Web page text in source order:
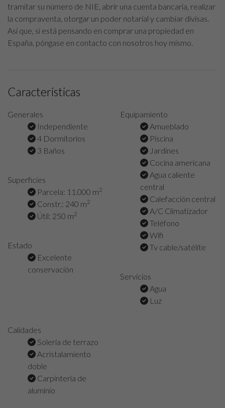
tramitar su número de NIE, abrir una cuenta bancaria, realizar
la compraventa, otorgar un poder notarial y cambiar divisas.
Así que, si está pensando en comprar una propiedad en
España, póngase en contacto con nosotros hoy mismo.
Características
Generales
Independiente
4 Dormitorios
3 Baños
Superficies
Parcela: 11.000 m2
Constr.: 240 m2
Útil: 250 m2
Estado
Excelente
conservación
Equipamiento
Amueblado
Piscina
Jardines
Cocina americana
Agua caliente
central
Calefacción central
A/C Climatizador
Teléfono
Wifi
Tv cable/satélite
Servicios
Agua
Luz
Calidades
Solería de terrazo
Acristalamiento
doble
Carpintería de
aluminio